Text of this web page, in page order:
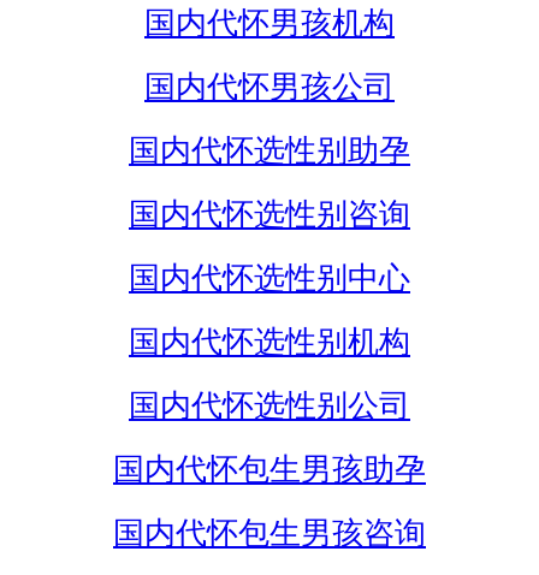
国内代怀男孩机构
国内代怀男孩公司
国内代怀选性别助孕
国内代怀选性别咨询
国内代怀选性别中心
国内代怀选性别机构
国内代怀选性别公司
国内代怀包生男孩助孕
国内代怀包生男孩咨询